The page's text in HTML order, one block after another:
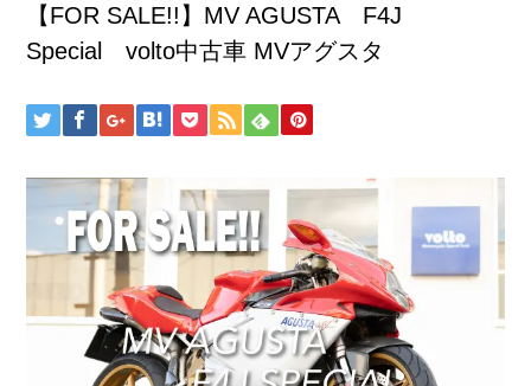
【FOR SALE!!】MV AGUSTA F4J
Special volto中古車 MVアグスタ